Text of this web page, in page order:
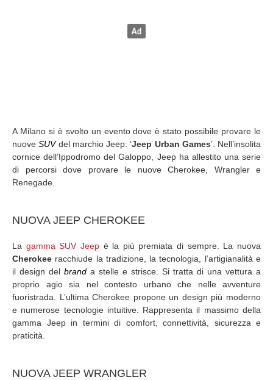
A Milano si è svolto un evento dove è stato possibile provare le
nuoveSUVdel marchio Jeep: ‘Jeep Urban Games’. Nell’insolita
cornice dell’Ippodromo del Galoppo, Jeep ha allestito una serie
di percorsi dove provare le nuove Cherokee, Wrangler e
Renegade.
NUOVA JEEP CHEROKEE
La gamma SUV Jeepè la più premiata di sempre. La nuova
Cherokee racchiude la tradizione, la tecnologia, l’artigianalità e
il design del brand a stelle e strisce. Si tratta di una vettura a
proprio agio sia nel contesto urbano che nelle avventure
fuoristrada. L’ultima Cherokee propone un design più moderno
e numerose tecnologie intuitive. Rappresenta il massimo della
gamma Jeep in termini di comfort, connettività, sicurezza e
praticità.
NUOVA JEEP WRANGLER